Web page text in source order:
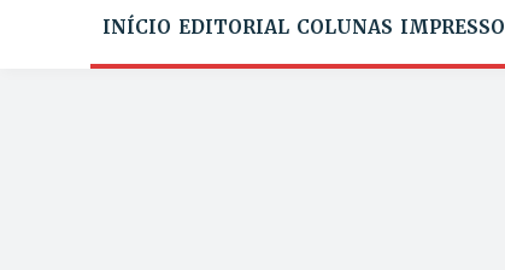
INÍCIO EDITORIAL COLUNAS IMPRESSO